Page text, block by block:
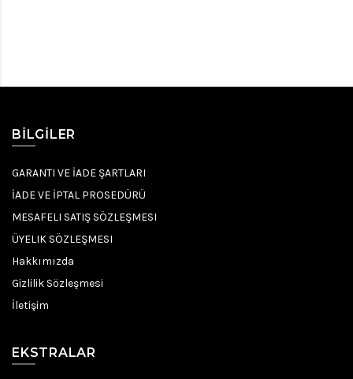
BILGILER
GARANTI VE İADE ŞARTLARI
İADE VE İPTAL PROSEDÜRÜ
MESAFELI SATIŞ SÖZLEŞMESI
ÜYELIK SÖZLEŞMESI
Hakkımızda
Gizlilik Sözleşmesi
İletişim
EKSTRALAR